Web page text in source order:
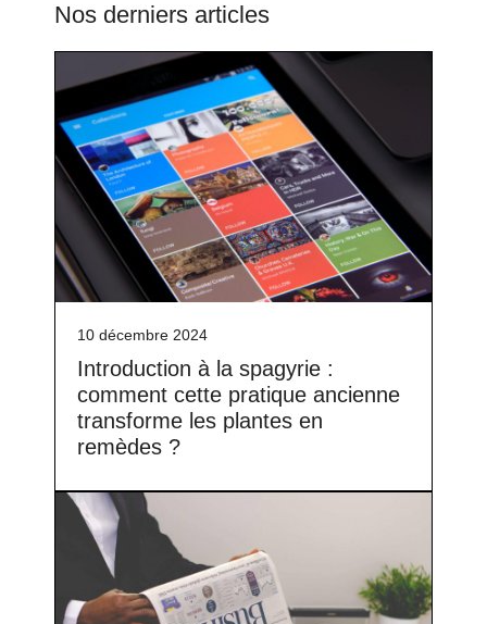
Nos derniers articles
10 décembre 2024
Introduction à la spagyrie :
comment cette pratique ancienne
transforme les plantes en
remèdes ?